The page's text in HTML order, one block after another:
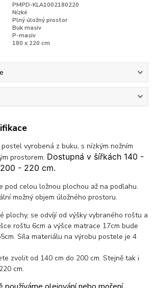
PMPD-KLA1002180220
Nízké
Plný úložný prostor
Buk masiv
P-masiv
180 x 220 cm
vyrobená z buku, s nízkým nožním
prostorem. Dostupná v šířkách 140 -
- 220 cm.
pod celou ložnou plochou až na podlahu.
možný objem úložného prostoru.
plochy, se odvíjí od výšky vybraného roštu a
roštu 6cm a výšce matrace 17cm bude
Síla materiálu na výrobu postele je 4
zvolit od 140 cm do 200 cm. Stejně tak i
cm.